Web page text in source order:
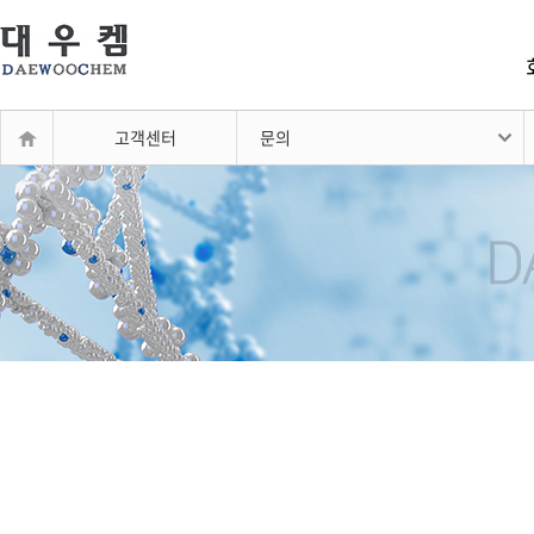
고객센터 문의